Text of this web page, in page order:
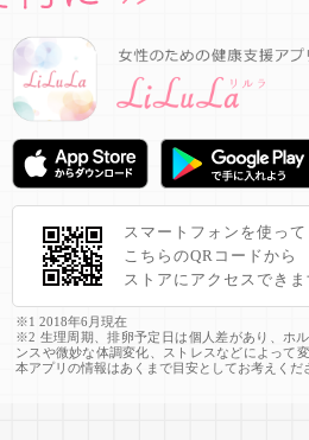
スマートフォンを使って
こちらのQRコードから
ストアにアクセスできま
※1 2018年6月現在
※2 生理周期、排卵予定日は個人差があり、ホ
ンスや微妙な体調変化、ストレスなどによって変
本アプリの情報はあくまで目安としてお考えくだ